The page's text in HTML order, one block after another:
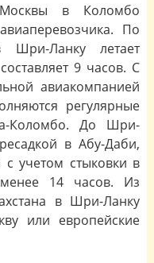
в Коломбо
По
Ланку летает
9 часов. С
авиакомпанией
регулярные
Коломбо. До Шри-
в Абу-Даби,
учетом стыковки в
14 часов. Из
в Шри-Ланку
или европейские